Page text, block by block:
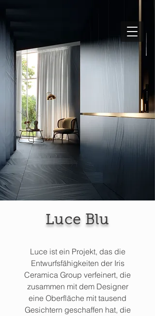
Luce Blu
Luce ist ein Projekt, das die
Entwurfsfähigkeiten der Iris
Ceramica Group verfeinert, die
zusammen mit dem Designer
eine Oberfläche mit tausend
Gesichtern geschaffen hat, die